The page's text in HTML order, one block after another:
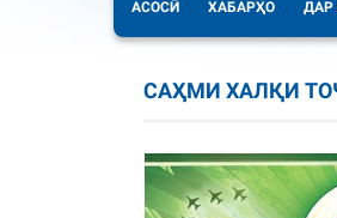
АСОСӢ ХАБАРҲО ДАР
САҲМИ ХАЛҚИ